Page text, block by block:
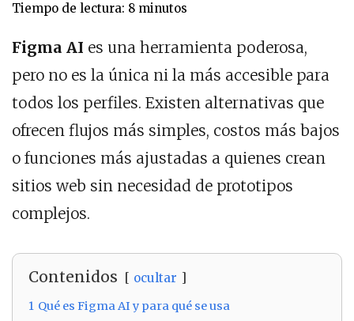
Tiempo de lectura: 8 minutos
Figma AI es una herramienta poderosa,
pero no es la única ni la más accesible para
todos los perfiles. Existen alternativas que
ofrecen flujos más simples, costos más bajos
o funciones más ajustadas a quienes crean
sitios web sin necesidad de prototipos
complejos.
Contenidos ocultar
1 Qué es Figma AI y para qué se usa